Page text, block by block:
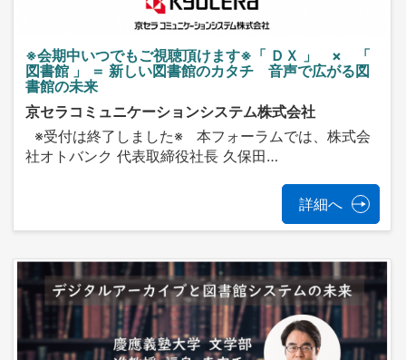
※会期中いつでもご視聴頂けます※「 ＤＸ 」 × 「
図書館 」 ＝ 新しい図書館のカタチ 音声で広がる図
書館の未来
京セラコミュニケーションシステム株式会社
※受付は終了しました※ 本フォーラムでは、株式会
社オトバンク 代表取締役社長 久保田…
詳細へ